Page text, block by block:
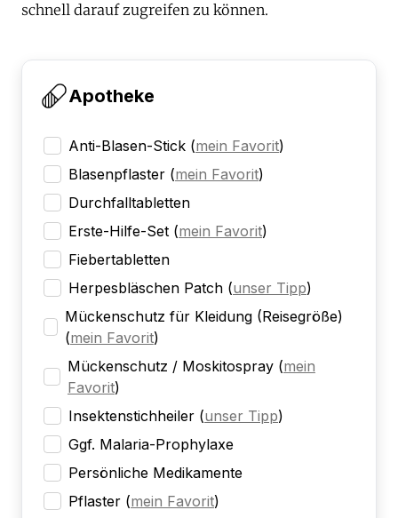
schnell darauf zugreifen zu können.
Apotheke
Anti-Blasen-Stick (mein Favorit)
Blasenpflaster (mein Favorit)
Durchfalltabletten
Erste-Hilfe-Set (mein Favorit)
Fiebertabletten
Herpesbläschen Patch (unser Tipp)
Mückenschutz für Kleidung (Reisegröße)
(mein Favorit)
Mückenschutz / Moskitospray (mein
Favorit)
Insektenstichheiler (unser Tipp)
Ggf. Malaria-Prophylaxe
Persönliche Medikamente
Pflaster (mein Favorit)